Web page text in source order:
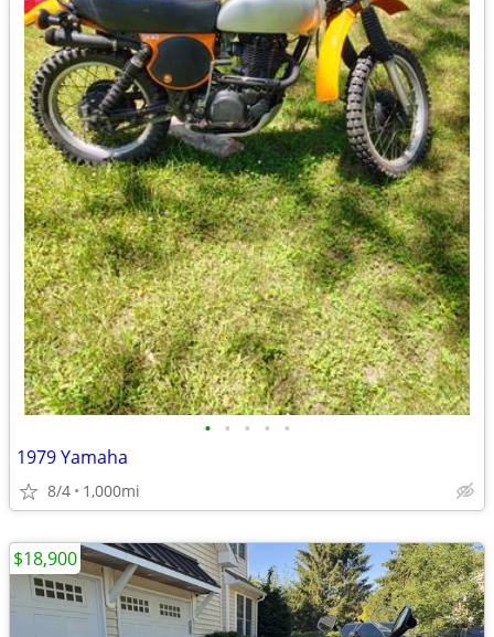
• • • • •
1979 Yamaha
8/4 1,000mi
$18,900